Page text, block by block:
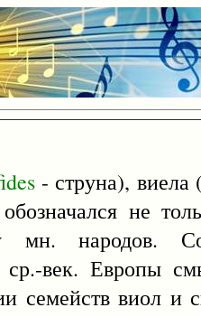
- струна), виела
не
мн. народов.
ср.-век. Европы
семейств виол